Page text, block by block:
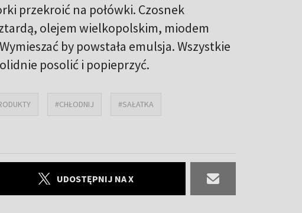
przekroić na połówki. Czosnek
olejem wielkopolskim, miodem
by powstała emulsja. Wszystkie
posolić i popieprzyć.
#CHŁODNIJ #SAŁATKA
UDOSTĘPNIJ NA X